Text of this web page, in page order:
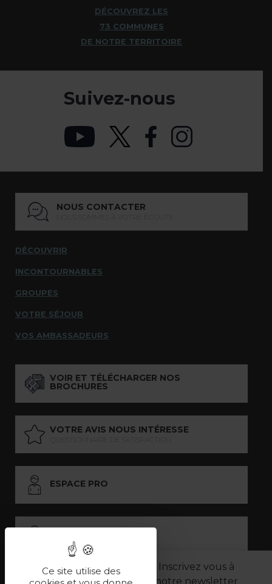
Inscrivez vous à
notre newsletter
DÉCOUVREZ LES
73 COMMUNES
DE NOTRE TERRITOIRE
Suivez-nous
NOUS CONTACTER
DÉCOUVRIR
INCONTOURNABLES
GROUPES
VOTRE SÉJOUR
VOS AMBASSADEURS
VOIR ET TÉLÉCHARGER NOS
BROCHURES
VOTRE AVIS NOUS INTÉRESSE
ESPACE PRO
LES PARTENAIRES
Ce site utilise des